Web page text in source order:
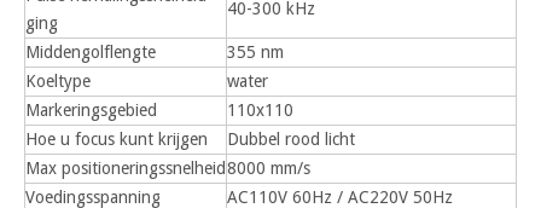
ging
40-300 kHz
Middengolflengte
355 nm
Koeltype
water
Markeringsgebied
110x110
Hoe u focus kunt krijgen
Dubbel rood licht
Max positioneringssnelheid8000 mm/s
Voedingsspanning
AC110V 60Hz / AC220V 50Hz